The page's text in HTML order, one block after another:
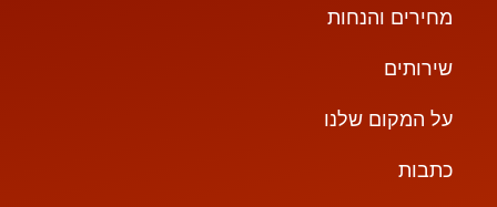
מחירים והנחות
שירותים
על המקום שלנו
כתבות